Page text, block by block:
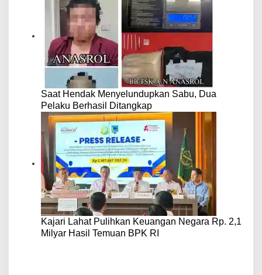
Saat Hendak Menyelundupkan Sabu, Dua
Pelaku Berhasil Ditangkap
Kajari Lahat Pulihkan Keuangan Negara Rp. 2,1
Milyar Hasil Temuan BPK RI